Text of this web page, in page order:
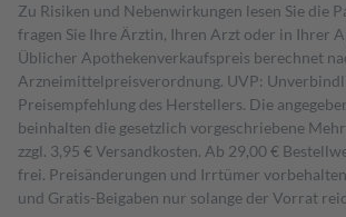
Zu Risiken und Nebenwirkungen lesen Sie die
fragen Sie Ihre Ärztin, Ihren Arzt oder in Ihrer
Üblicher Apothekenverkaufspreis berechnet
Arzneimittelpreisverordnung. UVP:
Preisempfehlung des Herstellers. Die
beinhalten die gesetzlich vorgeschriebene
zzgl. 3,95 € Versandkosten. Ab 29,00 €
frei. Preisänderungen und Irrtümer
und Gratis-Beigaben nur solange der Vorrat